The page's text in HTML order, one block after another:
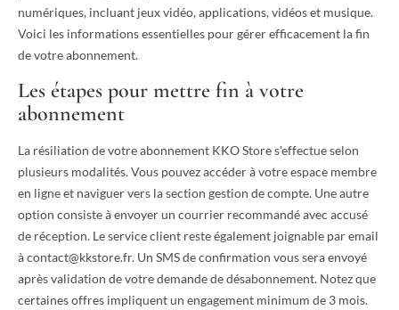
numériques, incluant jeux vidéo, applications, vidéos et musique.
Voici les informations essentielles pour gérer efficacement la fin
de votre abonnement.
Les étapes pour mettre fin à votre
abonnement
La résiliation de votre abonnement KKO Store s'effectue selon
plusieurs modalités. Vous pouvez accéder à votre espace membre
en ligne et naviguer vers la section gestion de compte. Une autre
option consiste à envoyer un courrier recommandé avec accusé
de réception. Le service client reste également joignable par email
àcontact@kkstore.fr. Un SMS de confirmation vous sera envoyé
après validation de votre demande de désabonnement. Notez que
certaines offres impliquent un engagement minimum de 3 mois.